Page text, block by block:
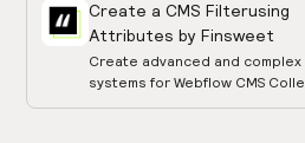
Create a CMS Filterusing
Attributes by Finsweet
Create advanced and
systems for Webflow CMS